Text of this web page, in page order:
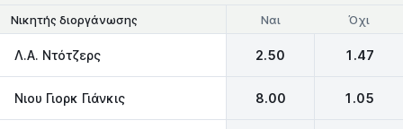
Νικητής διοργάνωσης Ναι Όχι
Λ.Α. Ντότζερς 2.50 1.47
Νιου Γιορκ Γιάνκις 8.00 1.05